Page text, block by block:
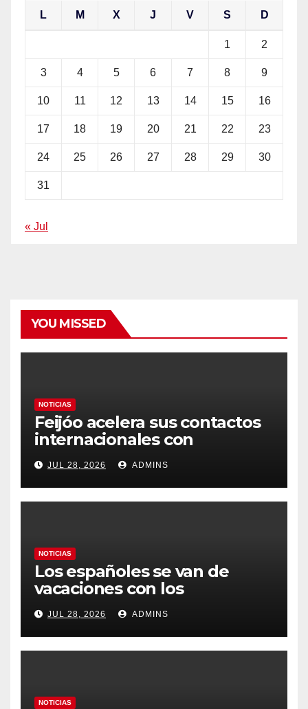
L M X J V S D
1 2
3 4 5 6 7 8 9
10 11 12 13 14 15 16
17 18 19 20 21 22 23
24 25 26 27 28 29 30
31
« Jul
YOU MISSED
NOTICIAS
Feijóo acelera sus contactos
internacionales con
Latinoamérica como socio
prioritario en su agenda de
gobierno
JUL 28, 2026 ADMINS
NOTICIAS
Los españoles se van de
vacaciones con los
carburantes hasta un 21%
más caros que el año pasado
y los hoteles disparados
JUL 28, 2026 ADMINS
NOTICIAS